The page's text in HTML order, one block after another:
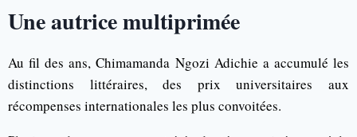
Une autrice multiprimée
Au fil des ans, Chimamanda Ngozi Adichie a accumulé les
distinctions littéraires, des prix universitaires aux
récompenses internationales les plus convoitées.